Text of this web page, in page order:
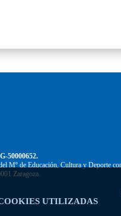
UTILIZADAS
50000652.
Mº de Educación, Cultura y Deporte
Zaragoza.